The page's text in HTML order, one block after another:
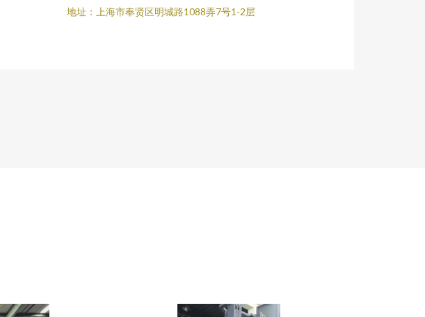
地址：上海市奉贤区明城路1088弄7号1-2层